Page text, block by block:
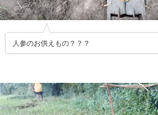
人参のお供えもの？？？